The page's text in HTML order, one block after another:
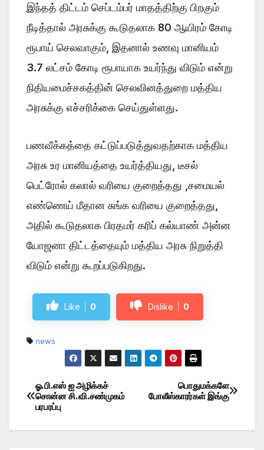
இந்தத் திட்டம் செப்டம்பர் மாதத்திற்கு பிறகும்
நீடித்தால் அரசுக்கு கூடுதலாக 80 ஆயிரம் கோடி
ரூபாய் செலவாகும், இதனால் உணவு மானியம்
3.7 லட்சம் கோடி ரூபாயாக உயர்ந்து விடும் என்று
நிதியமைச்சகத்தின் செலவினத்துறை மத்திய
அரசுக்கு எச்சரிக்கை செய்துள்ளது.
பணவீக்கத்தை கட்டுப்படுத்துவதற்காக மத்திய
அரசு உர மானியத்தை உயர்த்தியது, டீசல்
பெட்ரோல் கலால் வரியை குறைத்தது ,சமையல்
எண்ணெய் மீதான சுங்க வரியை குறைத்தது,
அதில் கூடுதலாக பிரதமர் கரிப் கல்யாண் அன்ன
யோஜனா திட்டத்தையும் மத்திய அரசு நிறுத்தி
விடும் என்று கூறப்படுகிறது.
Like 0 Dislike 0
news
Post
navigation
பொதுமக்களே
போலீஸ்காரர்கள் இங்கு
ஓ.பி.எஸ் ஐ அழிக்கச்
சொன்ன சி.வி.சண்முகம்
பரபரப்பு